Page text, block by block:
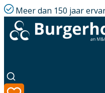
Meer dan 150 jaar